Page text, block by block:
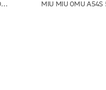
MIU MIU 0MU A55S 1BC80Q 57 очки с/з